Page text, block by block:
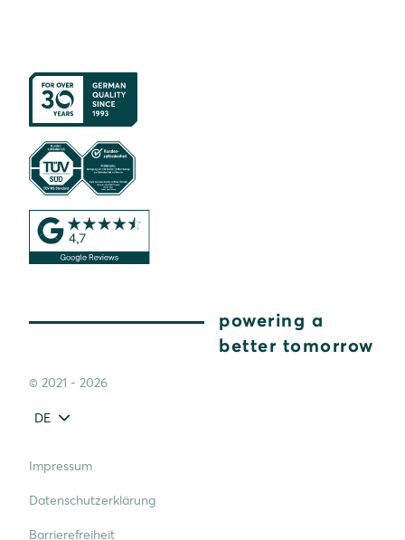
powering a
better tomorrow
© 2021 - 2026
DE
Impressum
Datenschutzerklärung
Barrierefreiheit